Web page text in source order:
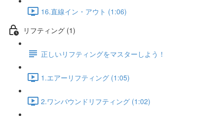
16.直線イン・アウト (1:06)
リフティング (1)
正しいリフティングをマスターしよう！
1.エアーリフティング (1:05)
2.ワンバウンドリフティング (1:02)